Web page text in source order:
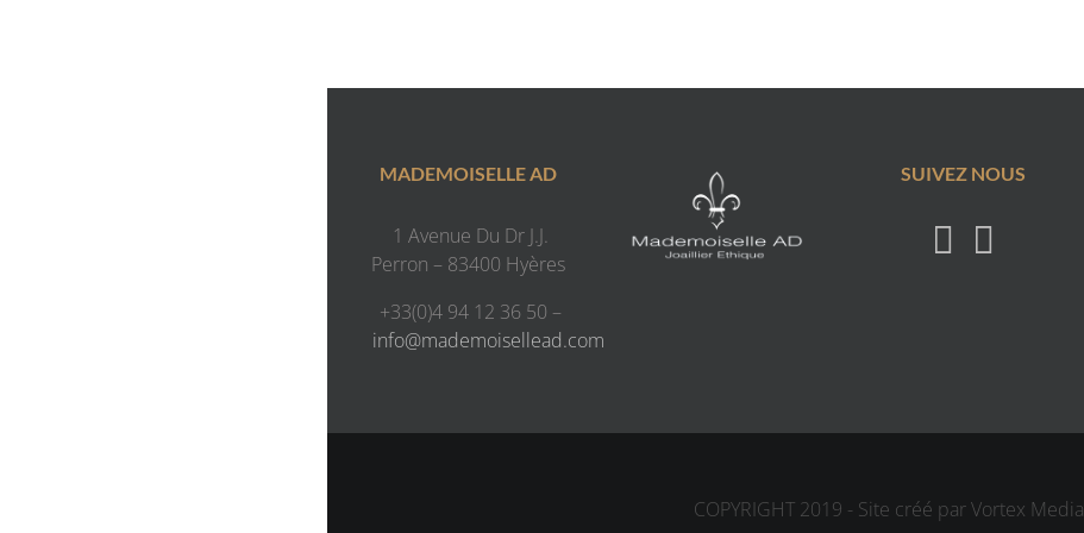
MADEMOISELLE AD
1 Avenue Du Dr J.J.
Perron – 83400 Hyères
+33(0)4 94 12 36 50 –
info@mademoisellead.com
SUIVEZ NOUS
COPYRIGHT 2019 - Site créé par Vortex Media